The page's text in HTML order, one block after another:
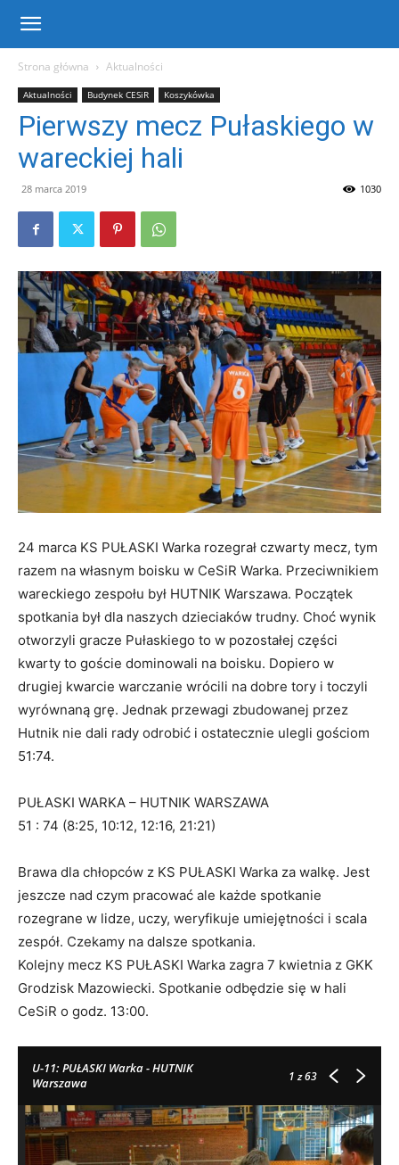
Centrum
Sportu
Rekreacji
Strona główna Aktualności
Aktualności Budynek CESiR Koszykówka
Pierwszy mecz Pułaskiego w
wareckiej hali
28 marca 2019 1030
24 marca KS PUŁASKI Warka rozegrał czwarty mecz, tym
razem na własnym boisku w CeSiR Warka. Przeciwnikiem
wareckiego zespołu był HUTNIK Warszawa. Początek
spotkania był dla naszych dzieciaków trudny. Choć wynik
otworzyli gracze Pułaskiego to w pozostałej części
kwarty to goście dominowali na boisku. Dopiero w
drugiej kwarcie warczanie wrócili na dobre tory i toczyli
wyrównaną grę. Jednak przewagi zbudowanej przez
Hutnik nie dali rady odrobić i ostatecznie ulegli gościom
51:74.
PUŁASKI WARKA – HUTNIK WARSZAWA
51 : 74 (8:25, 10:12, 12:16, 21:21)
Brawa dla chłopców z KS PUŁASKI Warka za walkę. Jest
jeszcze nad czym pracować ale każde spotkanie
rozegrane w lidze, uczy, weryfikuje umiejętności i scala
zespół. Czekamy na dalsze spotkania.
Kolejny mecz KS PUŁASKI Warka zagra 7 kwietnia z GKK
Grodzisk Mazowiecki. Spotkanie odbędzie się w hali
CeSiR o godz. 13:00.
U-11: PUŁASKI Warka - HUTNIK
Warszawa
1z 63